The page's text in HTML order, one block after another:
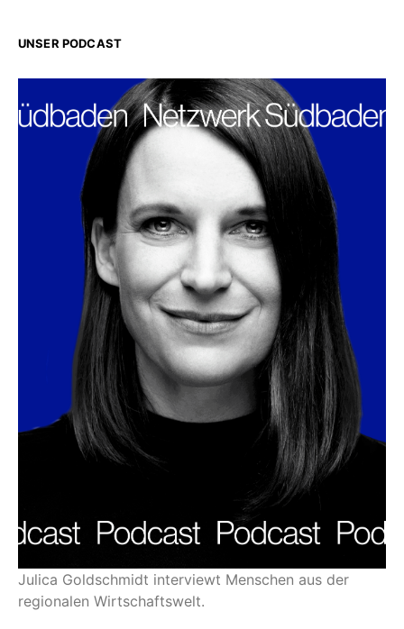
UNSER PODCAST
Julica Goldschmidt interviewt Menschen aus der
regionalen Wirtschaftswelt.